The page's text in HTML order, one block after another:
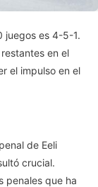
juegos es 4-5-1.
en el
el impulso en el
de Eeli
crucial.
penales que ha